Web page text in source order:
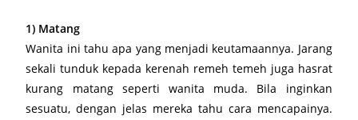
1) Matang
Wanita ini tahu apa yang menjadi keutamaannya. Jarang
sekali tunduk kepada kerenah remeh temeh juga hasrat
kurang matang seperti wanita muda. Bila inginkan
sesuatu, dengan jelas mereka tahu cara mencapainya.